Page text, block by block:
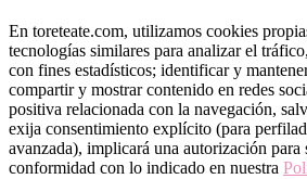
En toreteate.com, utilizamos cookies
tecnologías similares para analizar el
con fines estadísticos; identificar y
compartir y mostrar contenido en redes
positiva relacionada con la navegación,
exija consentimiento explícito (para
avanzada), implicará una autorización para
conformidad con lo indicado en nuestra